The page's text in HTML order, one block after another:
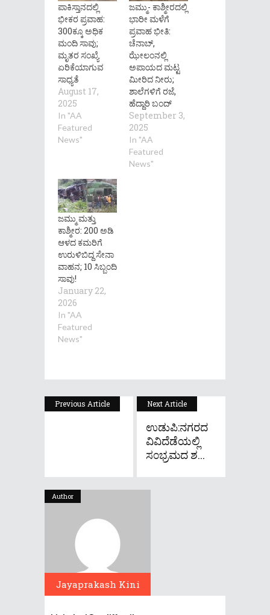
ಪಾಕಿಸ್ತಾನದಲ್ಲಿ
ಭೀಕರ ಪ್ರವಾಹ:
300ಕ್ಕೂ ಅಧಿಕ
ಮಂದಿ ಸಾವು;
ಮೃತರ ಸಂಖ್ಯೆ
ಏರಿಕೆಯಾಗುವ
ಸಾಧ್ಯತೆ
August 17,
2025
In "AA
Featured
News"
ಜಮ್ಮು- ಕಾಶ್ಮೀರದಲ್ಲಿ
ಭಾರೀ ಮಳೆಗೆ
ಪ್ರವಾಹ ಭೀತಿ:
ಚೆನಾಬ್,
ಝೇಲಂನಲ್ಲಿ
ಅಪಾಯದ ಮಟ್ಟ
ಮೀರಿದ ನೀರು;
ಶಾಲೆಗಳಿಗೆ ರಜೆ,
ಹೆದ್ದಾರಿ ಬಂದ್
September 3,
2025
In "AA
Featured
News"
ಜಮ್ಮು ಮತ್ತು
ಕಾಶ್ಮೀರ: 200 ಅಡಿ
ಆಳದ ಕಮರಿಗೆ
ಉರುಳಿಬಿದ್ದ ಸೇನಾ
ವಾಹನ; 10 ಸಿಬ್ಬಂದಿ
ಸಾವು!
January 22,
2026
In "AA
Featured
News"
Previous Article Next Article
ಉಡುಪಿ:ನಗರದ
ವಿವಿದೆಡೆಯಲ್ಲಿ
ಸ೦ಭ್ರಮದ ಶ...
Author
Jayaprakash Kini